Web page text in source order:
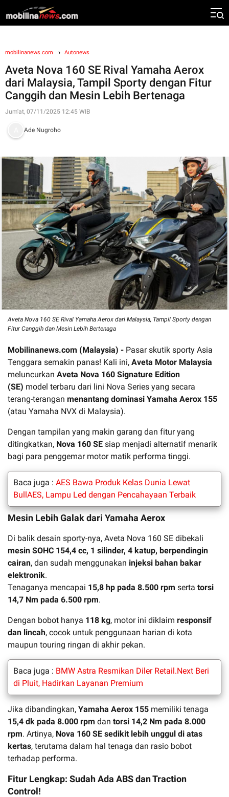
mobilinanews.com Autonews
Aveta Nova 160 SE Rival Yamaha Aerox
dari Malaysia, Tampil Sporty dengan Fitur
Canggih dan Mesin Lebih Bertenaga
Jum'at, 07/11/2025 12:45 WIB
Ade Nugroho
Aveta Nova 160 SE Rival Yamaha Aerox dari Malaysia, Tampil Sporty dengan
Fitur Canggih dan Mesin Lebih Bertenaga
Mobilinanews.com (Malaysia) - Pasar skutik sporty Asia
Tenggara semakin panas! Kali ini, Aveta Motor Malaysia
meluncurkan Aveta Nova 160 Signature Edition
(SE) model terbaru dari lini Nova Series yang secara
terang-terangan menantang dominasi Yamaha Aerox 155
(atau Yamaha NVX di Malaysia).
Dengan tampilan yang makin garang dan fitur yang
ditingkatkan, Nova 160 SE siap menjadi alternatif menarik
bagi para penggemar motor matik performa tinggi.
Baca juga : AES Bawa Produk Kelas Dunia Lewat
BullAES, Lampu Led dengan Pencahayaan Terbaik
Mesin Lebih Galak dari Yamaha Aerox
Di balik desain sporty-nya, Aveta Nova 160 SE dibekali
mesin SOHC 154,4 cc, 1 silinder, 4 katup, berpendingin
cairan, dan sudah menggunakan injeksi bahan bakar
elektronik.
Tenaganya mencapai 15,8 hp pada 8.500 rpm serta torsi
14,7 Nm pada 6.500 rpm.
Dengan bobot hanya 118 kg, motor ini diklaim responsif
dan lincah, cocok untuk penggunaan harian di kota
maupun touring ringan di akhir pekan.
Baca juga : BMW Astra Resmikan Diler Retail.Next Beri
di Pluit, Hadirkan Layanan Premium
Jika dibandingkan, Yamaha Aerox 155 memiliki tenaga
15,4 dk pada 8.000 rpm dan torsi 14,2 Nm pada 8.000
rpm. Artinya, Nova 160 SE sedikit lebih unggul di atas
kertas, terutama dalam hal tenaga dan rasio bobot
terhadap performa.
Fitur Lengkap: Sudah Ada ABS dan Traction
Control!